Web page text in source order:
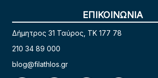
ΕΠΙΚΟΙΝΩΝΙΑ
Δήμητρος 31 Ταύρος, TK 177 78
210 34 89 000
blog@filathlos.gr